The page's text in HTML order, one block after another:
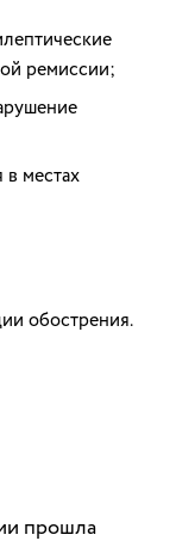
ремиссии;
в местах
обострения.
прошла